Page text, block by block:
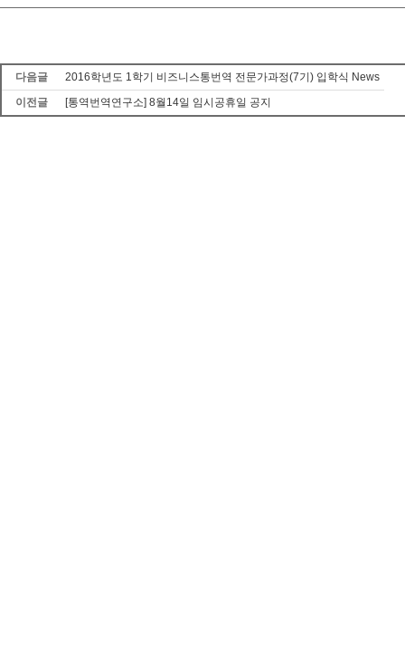
다음글
2016학년도 1학기 비즈니스통번역 전문가과정(7기) 입학식 News
이전글
[통역번역연구소] 8월14일 임시공휴일 공지